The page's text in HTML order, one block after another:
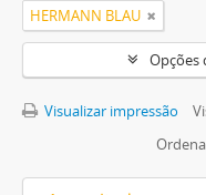
HERMANN BLAU
Opções
Visualizar impressão